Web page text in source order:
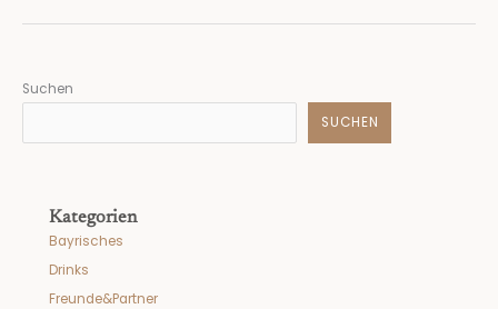
Suchen
SUCHEN
Kategorien
Bayrisches
Drinks
Freunde&Partner